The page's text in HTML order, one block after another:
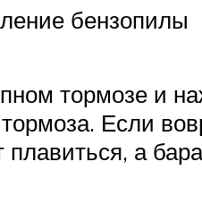
бензопилы
тормозе и
Если
а